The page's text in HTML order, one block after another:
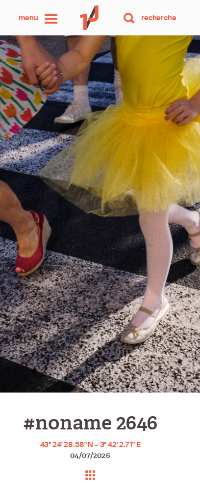
menu
une
photo
par
jour
recherche
#noname 2646
43° 24' 28.58" N – 3° 42' 2.71" E
04/07/2026